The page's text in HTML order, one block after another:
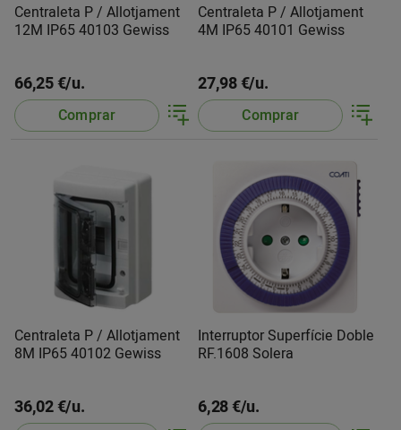
Centraleta P / Allotjament
12M IP65 40103 Gewiss
66,25 €/u.
Comprar
Centraleta P / Allotjament
4M IP65 40101 Gewiss
27,98 €/u.
Comprar
Centraleta P / Allotjament
8M IP65 40102 Gewiss
36,02 €/u.
Interruptor Superfície Doble
RF.1608 Solera
6,28 €/u.